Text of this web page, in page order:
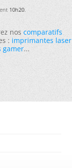
10h20.
noscomparatifs
:imprimantes laser
gamer...